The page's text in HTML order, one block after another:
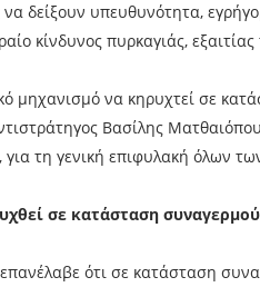
να δείξουν υπευθυνότητα,
κίνδυνος πυρκαγιάς,
μηχανισμό να κηρυχτεί σε
Βασίλης
για τη γενική επιφυλακή όλων
σε κατάσταση
ότι σε κατάσταση